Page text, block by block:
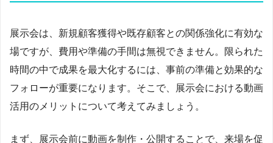
展示会は、新規顧客獲得や既存顧客との関係強化に有効な
場ですが、費用や準備の手間は無視できません。限られた
時間の中で成果を最大化するには、事前の準備と効果的な
フォローが重要になります。そこで、展示会における動画
活用のメリットについて考えてみましょう。
まず、展示会前に動画を制作・公開することで、来場を促